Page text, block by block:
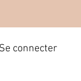
Se connecter